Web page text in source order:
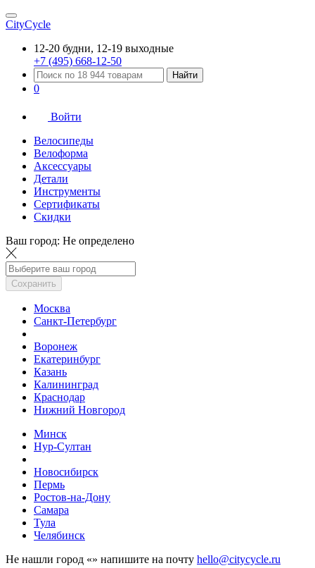
CityCycle
12-20 будни, 12-19 выходные
+7 (495) 668-12-50
Найти
0
Войти
Велосипеды
Велоформа
Аксессуары
Детали
Инструменты
Сертификаты
Скидки
Ваш город: Не определено
Сохранить
Москва
Санкт-Петербург
Воронеж
Екатеринбург
Казань
Калининград
Краснодар
Нижний Новгород
Минск
Нур-Султан
Новосибирск
Пермь
Ростов-на-Дону
Самара
Тула
Челябинск
Не нашли город «» напишите на почту hello@citycycle.ru